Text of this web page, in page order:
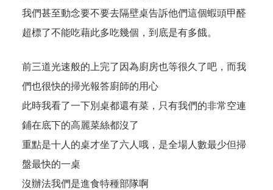
我們甚至動念要不要去隔壁桌告訴他們這個蝦頭甲醛
超標了不能吃藉此多吃幾個，到底是有多餓。
前三道光速般的上完了因為廚房也等很久了吧，而我
們也很快的掃光報答廚師的用心
此時我看了一下別桌都還有菜，只有我們的非常空連
鋪在底下的高麗菜絲都沒了
重點是十人的桌才坐了六人哦，是全場人數最少但掃
盤最快的一桌
沒辦法我們是進食特種部隊啊